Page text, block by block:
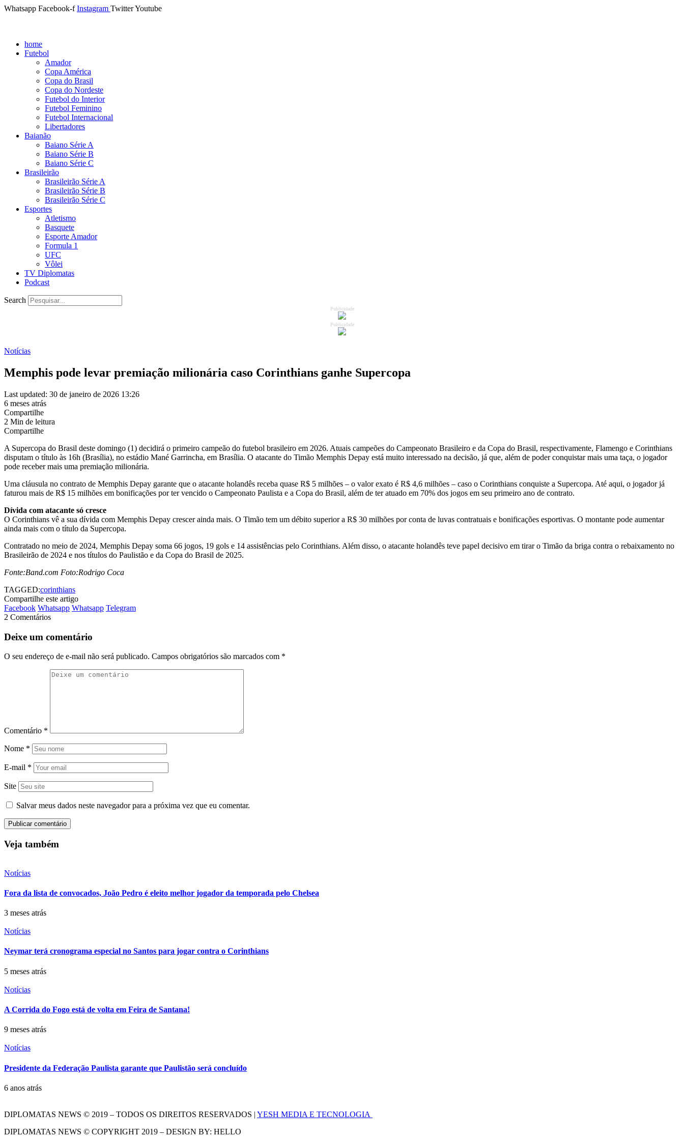
Whatsapp Facebook-f Instagram TwitterYoutube
home
Futebol
Amador
Copa América
Copa do Brasil
Copa do Nordeste
Futebol do Interior
Futebol Feminino
Futebol Internacional
Libertadores
Baianão
Baiano Série A
Baiano Série B
Baiano Série C
Brasileirão
Brasileirão Série A
Brasileirão Série B
Brasileirão Série C
Esportes
Atletismo
Basquete
Esporte Amador
Formula 1
UFC
Vôlei
TV Diplomatas
Podcast
Search
Publicidade
Publicidade
Notícias
Memphis pode levar premiação milionária caso Corinthians ganhe Supercopa
Last updated: 30 de janeiro de 2026 13:26
6 meses atrás
Compartilhe
2 Min de leitura
Compartilhe
A Supercopa do Brasil deste domingo (1) decidirá o primeiro campeão do futebol brasileiro em 2026. Atuais campeões do Campeonato Brasileiro e da Copa do Brasil, respectivamente, Flamengo e Corinthians
disputam o título às 16h (Brasília), no estádio Mané Garrincha, em Brasília. O atacante do Timão Memphis Depay está muito interessado na decisão, já que, além de poder conquistar mais uma taça, o jogador
pode receber mais uma premiação milionária.
Uma cláusula no contrato de Memphis Depay garante que o atacante holandês receba quase R$ 5 milhões – o valor exato é R$ 4,6 milhões – caso o Corinthians conquiste a Supercopa. Até aqui, o jogador já
faturou mais de R$ 15 milhões em bonificações por ter vencido o Campeonato Paulista e a Copa do Brasil, além de ter atuado em 70% dos jogos em seu primeiro ano de contrato.
Dívida com atacante só cresce
O Corinthians vê a sua dívida com Memphis Depay crescer ainda mais. O Timão tem um débito superior a R$ 30 milhões por conta de luvas contratuais e bonificações esportivas. O montante pode aumentar
ainda mais com o título da Supercopa.
Contratado no meio de 2024, Memphis Depay soma 66 jogos, 19 gols e 14 assistências pelo Corinthians. Além disso, o atacante holandês teve papel decisivo em tirar o Timão da briga contra o rebaixamento no
Brasileirão de 2024 e nos títulos do Paulistão e da Copa do Brasil de 2025.
Fonte:Band.com Foto:Rodrigo Coca
TAGGED:corinthians
Compartilhe este artigo
Facebook Whatsapp Whatsapp Telegram
2 Comentários
Deixe um comentário
O seu endereço de e-mail não será publicado. Campos obrigatórios são marcados com *
Comentário *
Nome *
E-mail *
Site
Salvar meus dados neste navegador para a próxima vez que eu comentar.
Veja também
Notícias
Fora da lista de convocados, João Pedro é eleito melhor jogador da temporada pelo Chelsea
3 meses atrás
Notícias
Neymar terá cronograma especial no Santos para jogar contra o Corinthians
5 meses atrás
Notícias
A Corrida do Fogo está de volta em Feira de Santana!
9 meses atrás
Notícias
Presidente da Federação Paulista garante que Paulistão será concluído
6 anos atrás
DIPLOMATAS NEWS © 2019 – TODOS OS DIREITOS RESERVADOS | YESH MEDIA E TECNOLOGIA
DIPLOMATAS NEWS © COPYRIGHT 2019 – DESIGN BY: HELLO